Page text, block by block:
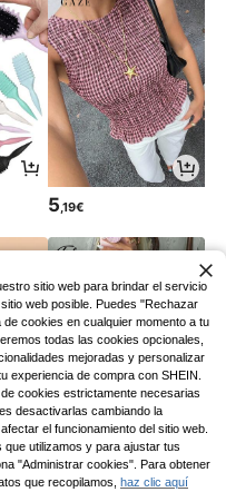
5 ,19€
5,97€
sitio web para brindar el servicio
web posible. Puedes "Rechazar
cookies en cualquier momento a tu
todas las cookies opcionales,
mejoradas y personalizar
experiencia de compra con SHEIN.
cookies estrictamente necesarias
desactivarlas cambiando la
el funcionamiento del sitio web.
utilizamos y para ajustar tus
"Administrar cookies". Para obtener
que recopilamos, haz clic aquí